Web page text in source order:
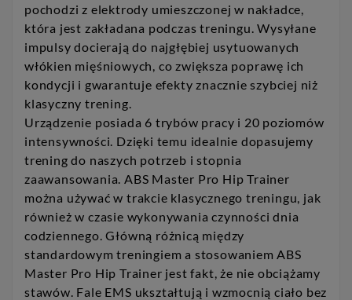
pochodzi z elektrody umieszczonej w nakładce,
która jest zakładana podczas treningu. Wysyłane
impulsy docierają do najgłębiej usytuowanych
włókien mięśniowych, co zwiększa poprawę ich
kondycji i gwarantuje efekty znacznie szybciej niż
klasyczny trening.
Urządzenie posiada 6 trybów pracy i 20 poziomów
intensywności. Dzięki temu idealnie dopasujemy
trening do naszych potrzeb i stopnia
zaawansowania. ABS Master Pro Hip Trainer
można używać w trakcie klasycznego treningu, jak
również w czasie wykonywania czynności dnia
codziennego. Główną różnicą między
standardowym treningiem a stosowaniem ABS
Master Pro Hip Trainer jest fakt, że nie obciążamy
stawów. Fale EMS ukształtują i wzmocnią ciało bez